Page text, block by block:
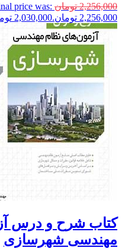
2,256,000 تومان price was:
2,256,000 تومان.
2,030,000
کتاب شرح و درس
مهندسی شهرسازی